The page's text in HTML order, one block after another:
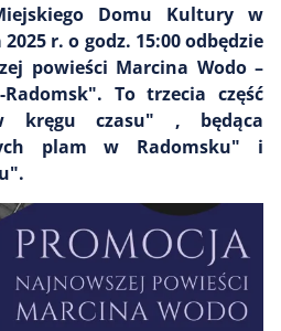
Domu Kultury w
r. o godz. 15:00 odbędzie
powieści Marcina Wodo –
To trzecia część
czasu" , będąca
plam w Radomsku" i